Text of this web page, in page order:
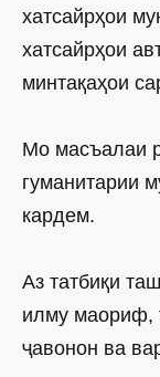
хатсайрҳои
хатсайрҳои
минтақаҳои
Мо масъалаи
гуманитарии
кардем.
Аз татбиқи
илму маориф,
ҷавонон ва